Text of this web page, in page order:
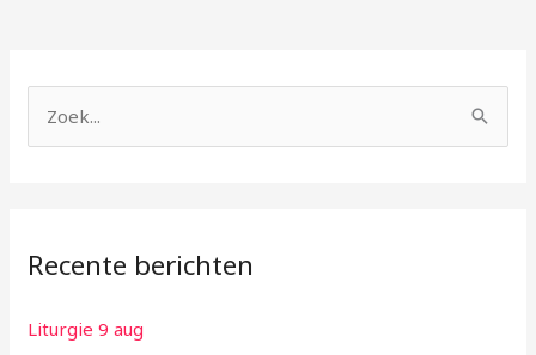
n
a
Recente berichten
Liturgie 9 aug